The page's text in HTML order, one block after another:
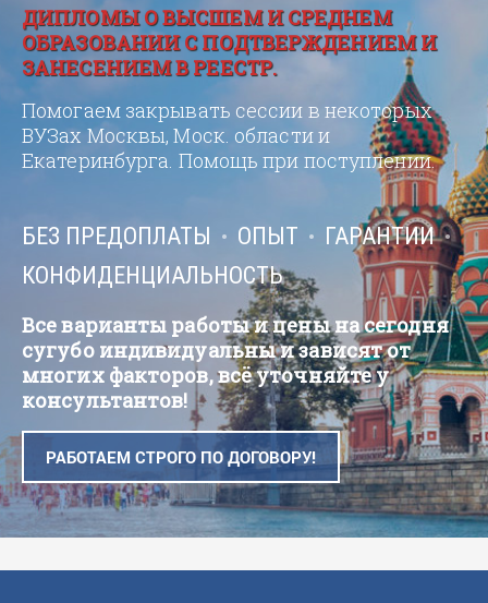
ДИПЛОМЫ О ВЫСШЕМ И СРЕДНЕМ
ОБРАЗОВАНИИ С ПОДТВЕРЖДЕНИЕМ И
ЗАНЕСЕНИЕМ В РЕЕСТР.
Помогаем закрывать сессии в некоторых
ВУЗах Москвы, Моск. области и
Екатеринбурга. Помощь при поступлении.
БЕЗ ПРЕДОПЛАТЫ ОПЫТ
ГАРАНТИИ
КОНФИДЕНЦИАЛЬНОСТЬ
Все варианты работы и цены на сегодня
сугубо индивидуальны и зависят от
многих факторов, всё уточняйте у
консультантов!
РАБОТАЕМ СТРОГО ПО ДОГОВОРУ!